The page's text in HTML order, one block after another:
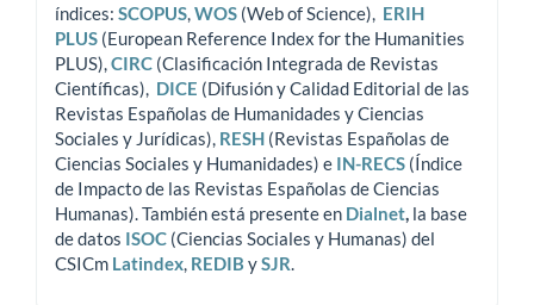
índices: SCOPUS,WOS (Web of Science), ERIH
PLUS (European Reference Index for the Humanities
PLUS),CIRC (Clasificación Integrada de Revistas
Científicas), DICE (Difusión y Calidad Editorial de las
Revistas Españolas de Humanidades y Ciencias
Sociales y Jurídicas), RESH (Revistas Españolas de
Ciencias Sociales y Humanidades) e IN-RECS (Índice
de Impacto de las Revistas Españolas de Ciencias
Humanas). También está presente en Dialnet, la base
de datos ISOC (Ciencias Sociales y Humanas) del
CSICm Latindex, REDIB ySJR.